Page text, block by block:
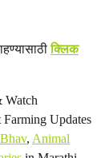
क्लिक
Watch
Updates
, Animal